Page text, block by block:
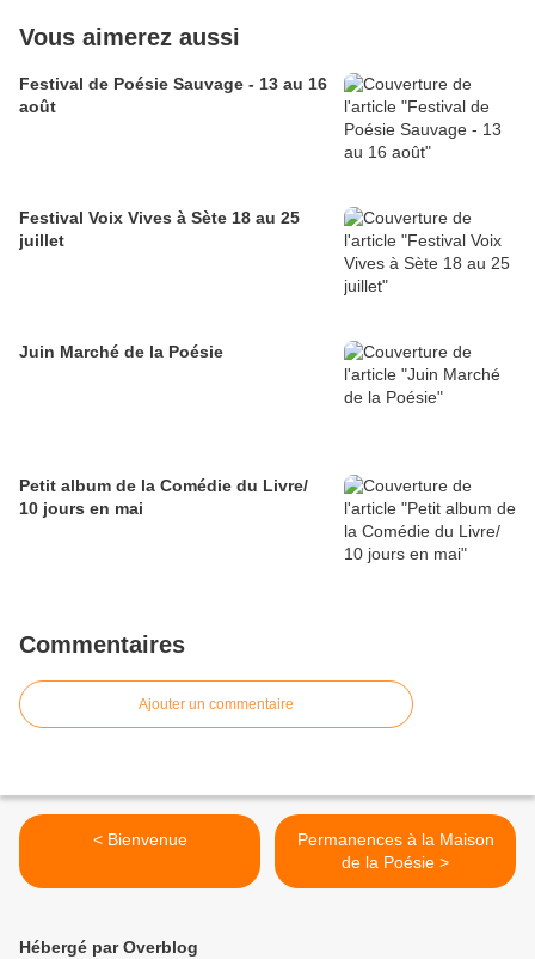
Vous aimerez aussi
Festival de Poésie Sauvage - 13 au 16
août
Festival Voix Vives à Sète 18 au 25
juillet
Juin Marché de la Poésie
Petit album de la Comédie du Livre/
10 jours en mai
Commentaires
Ajouter un commentaire
< Bienvenue
Permanences à la Maison
de la Poésie >
Hébergé par Overblog